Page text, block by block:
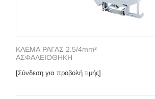
ΚΛΕΜΑ ΡΑΓΑΣ 2.5/4mm²
ΑΣΦΑΛΕΙΟΘΗΚΗ
[Σύνδεση για προβολή τιμής]